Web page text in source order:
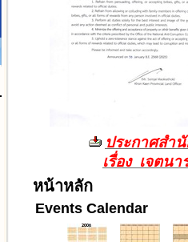
ประกาศสำ
เรื่อง เจตน
หน้าหลัก
Events Calendar